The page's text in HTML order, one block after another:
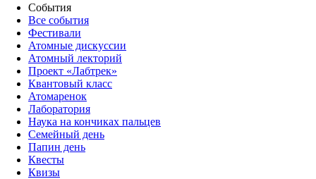
События
Все события
Фестивали
Атомные дискуссии
Атомный лекторий
Проект «Лабтрек»
Квантовый класс
Атомаренок
Лаборатория
Наука на кончиках пальцев
Семейный день
Папин день
Квесты
Квизы